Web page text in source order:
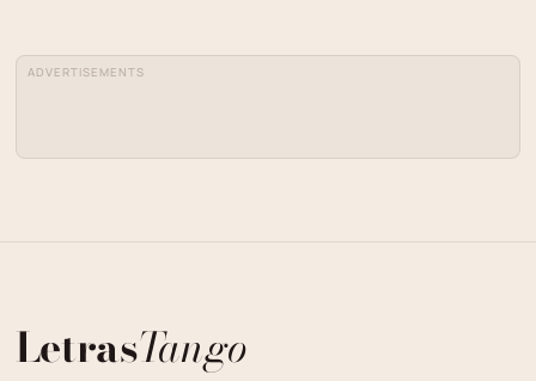
ADVERTISEMENTS
LetrasTango